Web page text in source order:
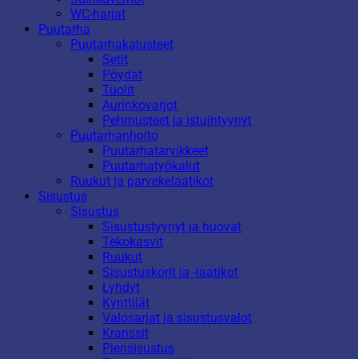
WC-harjat
Puutarha
Puutarhakalusteet
Setit
Pöydät
Tuolit
Aurinkovarjot
Pehmusteet ja istuintyynyt
Puutarhanhoito
Puutarhatarvikkeet
Puutarhatyökalut
Ruukut ja parvekelaatikot
Sisustus
Sisustus
Sisustustyynyt ja huovat
Tekokasvit
Ruukut
Sisustuskorit ja -laatikot
Lyhdyt
Kynttilät
Valosarjat ja sisustusvalot
Kranssit
Piensisustus